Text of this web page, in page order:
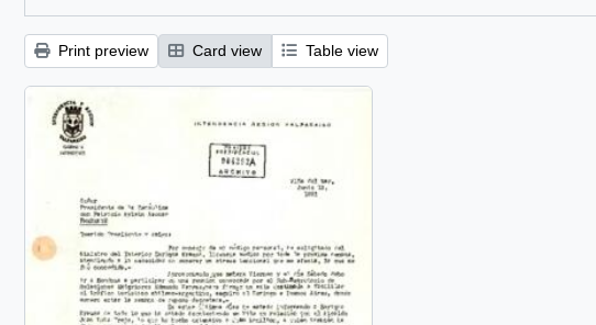
Print preview Card view Table view